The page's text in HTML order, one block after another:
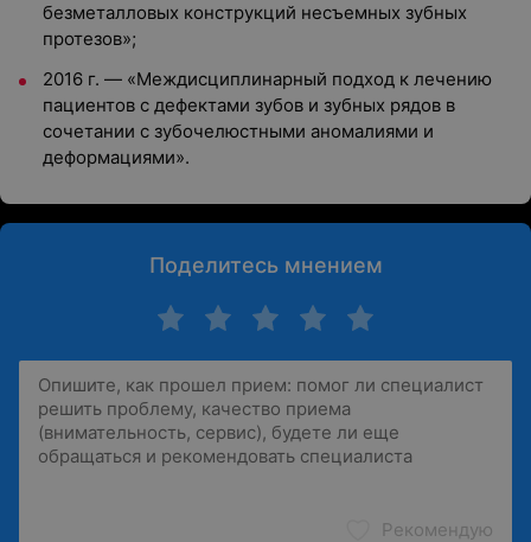
безметалловых конструкций несъемных зубных
протезов»;
2016 г. — «Междисциплинарный подход к лечению
пациентов с дефектами зубов и зубных рядов в
сочетании с зубочелюстными аномалиями и
деформациями».
Поделитесь мнением
Рекомендую